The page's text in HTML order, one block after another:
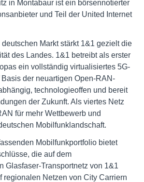
in Montabaur ist ein börsennotierter
und Teil der United Internet
deutschen Markt stärkt 1&1 gezielt die
des Landes. 1&1 betreibt als erster
ein vollständig virtualisiertes 5G-
der neuartigen Open-RAN-
technologieoffen und bereit
der Zukunft. Als viertes Netz
für mehr Wettbewerb und
Mobilfunklandschaft.
Mobilfunkportfolio bietet
die auf dem
Glasfaser-Transportnetz von 1&1
regionalen Netzen von City Carriern